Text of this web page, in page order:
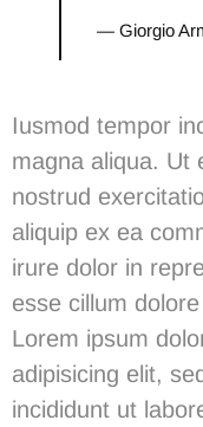
— Giorgio
Iusmod tempor
magna aliqua. Ut
nostrud
aliquip ex ea
irure dolor in
esse cillum
Lorem ipsum
adipisicing elit,
incididunt ut